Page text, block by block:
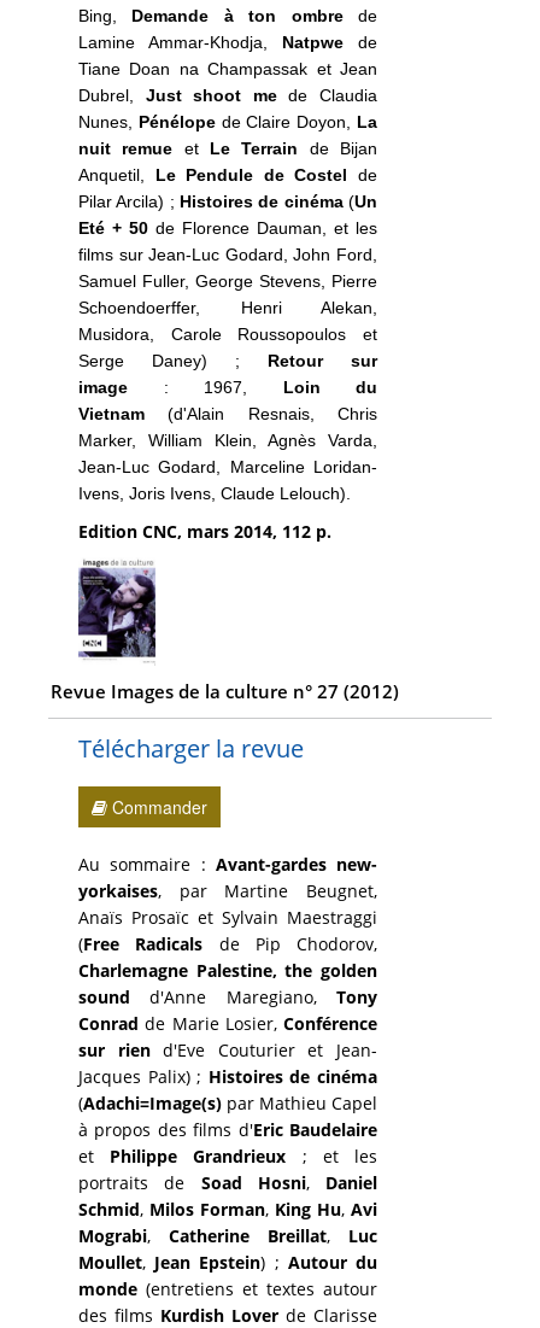
Bing, Demande à ton ombrede
Lamine Ammar-Khodja, Natpwe de
Tiane Doan na Champassak et Jean
Dubrel, Just shoot mede Claudia
Nunes, Pénélopede Claire Doyon, La
nuit remue et Le Terrain de Bijan
Anquetil, Le Pendule de Costel de
Pilar Arcila) ; Histoires de cinéma(Un
Eté + 50 de Florence Dauman, et les
films sur Jean-Luc Godard, John Ford,
Samuel Fuller, George Stevens, Pierre
Schoendoerffer, Henri Alekan,
Musidora, Carole Roussopoulos et
Serge Daney) ; Retour sur
image : 1967,
Loin du
Vietnam(d'Alain Resnais, Chris
Marker, William Klein, Agnès Varda,
Jean-Luc Godard, Marceline Loridan-
Ivens, Joris Ivens, Claude Lelouch).
Edition CNC, mars 2014, 112 p.
Revue Images de la culture n° 27 (2012)
Télécharger la revue
Commander
Au sommaire : Avant-gardes new-
yorkaises, par Martine Beugnet,
Anaïs Prosaïc et Sylvain Maestraggi
(Free Radicals de Pip Chodorov,
Charlemagne Palestine, the golden
sound d'Anne Maregiano,Tony
Conrad de Marie Losier,Conférence
sur riend'Eve Couturier et Jean-
Jacques Palix) ; Histoires de cinéma
(Adachi=Image(s) par Mathieu Capel
à propos des films d'Eric Baudelaire
et Philippe Grandrieux ; et les
portraits de Soad Hosni, Daniel
Schmid, Milos Forman, King Hu,Avi
Mograbi,Catherine Breillat, Luc
Moullet, Jean Epstein) ; Autour du
monde (entretiens et textes autour
des films Kurdish Loverde Clarisse